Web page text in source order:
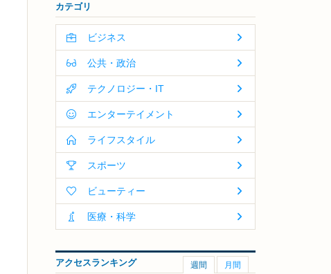
カテゴリ
ビジネス
公共・政治
テクノロジー・IT
エンターテイメント
ライフスタイル
スポーツ
ビューティー
医療・科学
アクセスランキング 週間 月間